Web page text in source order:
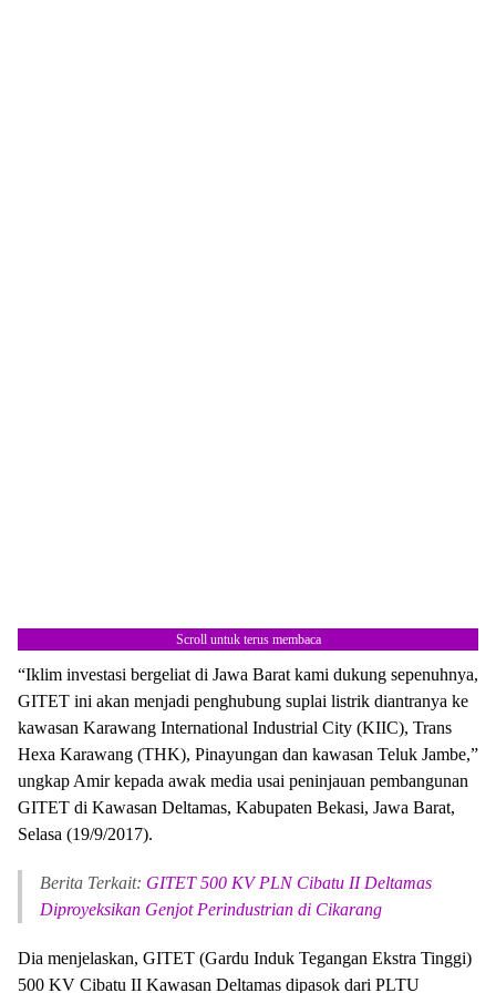
Berita Terkait: Ini Konsep Transisi Energi yang
Disampaikan PLN, Jokowi: Kita Harus Transisi
Scroll untuk terus membaca
“Iklim investasi bergeliat di Jawa Barat kami dukung sepenuhnya,
GITET ini akan menjadi penghubung suplai listrik diantranya ke
kawasan Karawang International Industrial City (KIIC), Trans
Hexa Karawang (THK), Pinayungan dan kawasan Teluk Jambe,”
ungkap Amir kepada awak media usai peninjauan pembangunan
GITET di Kawasan Deltamas, Kabupaten Bekasi, Jawa Barat,
Selasa (19/9/2017).
Berita Terkait: GITET 500 KV PLN Cibatu II Deltamas
Diproyeksikan Genjot Perindustrian di Cikarang
Dia menjelaskan, GITET (Gardu Induk Tegangan Ekstra Tinggi)
500 KV Cibatu II Kawasan Deltamas dipasok dari PLTU